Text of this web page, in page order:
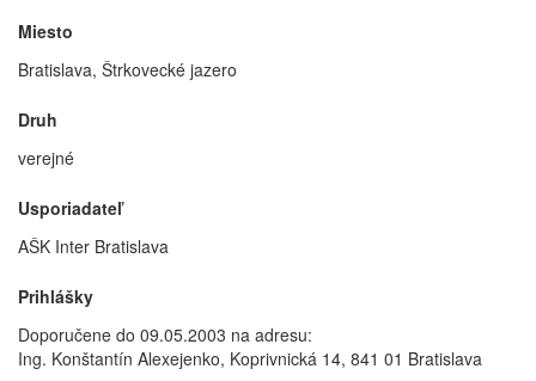
Miesto
Bratislava, Štrkovecké jazero
Druh
verejné
Usporiadateľ
AŠK Inter Bratislava
Prihlášky
Doporučene do 09.05.2003 na adresu:
Ing. Konštantín Alexejenko, Koprivnická 14, 841 01 Bratislava